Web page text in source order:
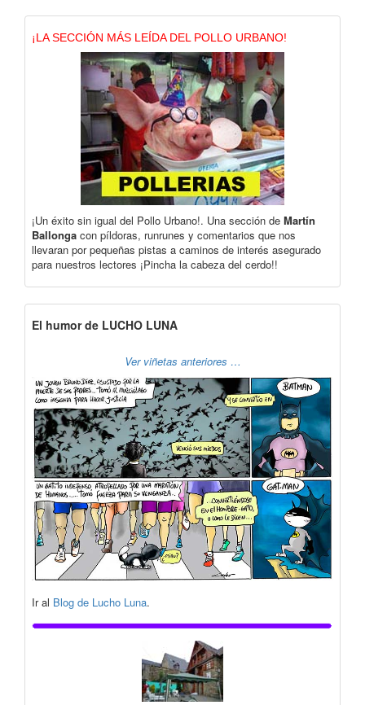
¡LA SECCIÓN MÁS LEÍDA DEL POLLO URBANO!
¡Un éxito sin igual del Pollo Urbano!. Una sección de Martín
Ballonga con píldoras, runrunes y comentarios que nos
llevaran por pequeñas pistas a caminos de interés asegurado
para nuestros lectores ¡Pincha la cabeza del cerdo!!
El humor de LUCHO LUNA
Ver viñetas anteriores …
Ir al Blog de Lucho Luna.